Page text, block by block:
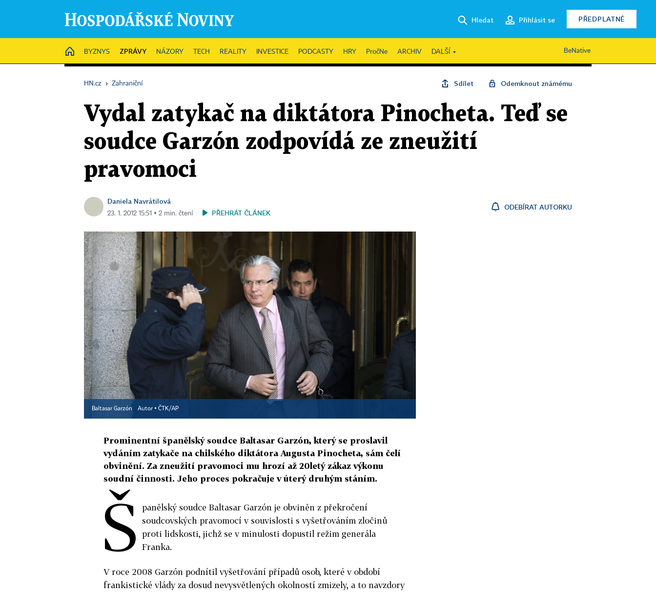
Hledat Přihlásit se PŘEDPLATNÉ
HOME
BYZNYS ZPRÁVY NÁZORY TECH REALITY INVESTICE PODCASTY HRY PročNe ARCHIV DALŠÍ BeNative
HN.cz › Zahraniční Sdílet Odemknout známému
Vydal zatykač na diktátora Pinocheta. Teď se
soudce Garzón zodpovídá ze zneužití
pravomoci
Daniela Navrátilová
23. 1. 2012 15:51 ▪ 2 min. čtení PŘEHRÁT ČLÁNEK
ODEBÍRAT AUTORKU
Baltasar Garzón Autor ▪ ČTK/AP
Prominentní španělský soudce Baltasar Garzón, který se proslavil
vydáním zatykače na chilského diktátora Augusta Pinocheta, sám čelí
obvinění. Za zneužití pravomoci mu hrozí až 20letý zákaz výkonu
soudní činnosti. Jeho proces pokračuje v úterý druhým stáním.
Š
panělský soudce Baltasar Garzón je obviněn z překročení
soudcovských pravomocí v souvislosti s vyšetřováním zločinů
proti lidskosti, jichž se v minulosti dopustil režim generála
Franka.
V roce 2008 Garzón podnítil vyšetřování případů osob, které v období
frankistické vlády za dosud nevysvětlených okolností zmizely, a to navzdory